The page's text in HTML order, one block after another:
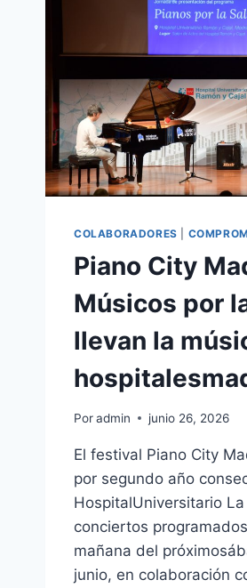
COLABORADORES
Piano City
Músicos por
llevan la
Poradmin junio 26, 2026
El festival Piano City
por segundo año
HospitalUniversitario
conciertos
mañana del
junio, en colaboración